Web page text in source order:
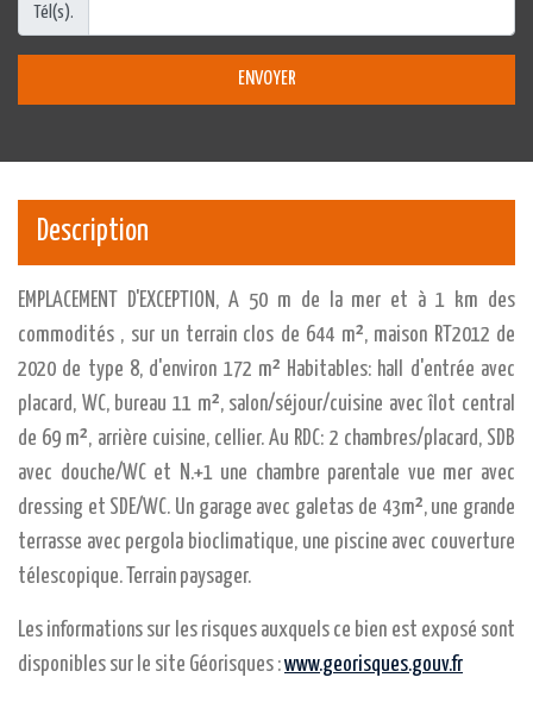
Tél(s).
ENVOYER
Description
EMPLACEMENT D'EXCEPTION, A 50 m de la mer et à 1 km des
commodités , sur un terrain clos de 644 m², maison RT2012 de
2020 de type 8, d'environ 172 m² Habitables: hall d'entrée avec
placard, WC, bureau 11 m², salon/séjour/cuisine avec îlot central
de 69 m², arrière cuisine, cellier. Au RDC: 2 chambres/placard, SDB
avec douche/WC et N.+1 une chambre parentale vue mer avec
dressing et SDE/WC. Un garage avec galetas de 43m², une grande
terrasse avec pergola bioclimatique, une piscine avec couverture
télescopique. Terrain paysager.
Les informations sur les risques auxquels ce bien est exposé sont
disponibles sur le site Géorisques :www.georisques.gouv.fr